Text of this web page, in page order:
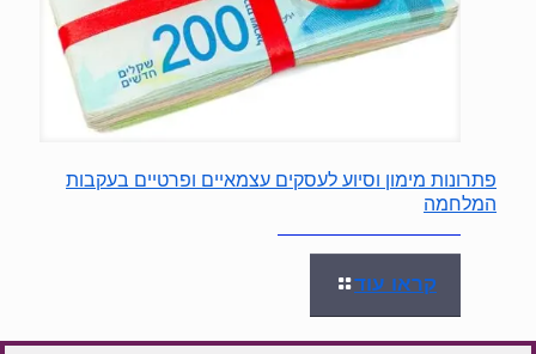
פתרונות מימון וסיוע לעסקים עצמאיים ופרטיים בעקבות
המלחמה
קראו עוד